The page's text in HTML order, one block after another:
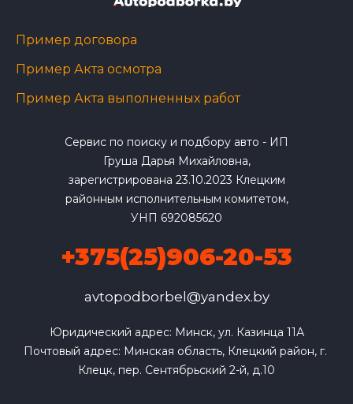
Пример договора
Пример Акта осмотра
Пример Акта выполненных работ
Сервис по поиску и подбору авто - ИП
Груша Дарья Михайловна,
зарегистрирована 23.10.2023 Клецким
районным исполнительным комитетом,
УНП 692085620
+375(25)906-20-53
avtopodborbel@yandex.by
Юридический адрес: Минск, ул. Казинца 11А
Почтовый адрес: Минская область, Клецкий район, г.
Клецк, пер. Сентябрьский 2-й, д.10